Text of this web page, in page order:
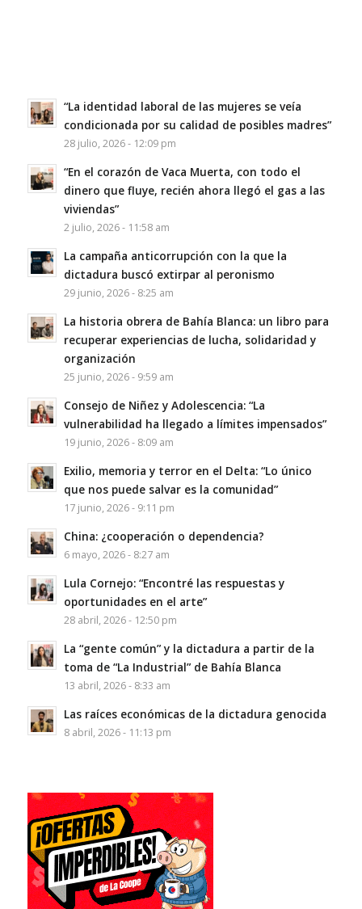
“La identidad laboral de las mujeres se veía
condicionada por su calidad de posibles madres”
28 julio, 2026 - 12:09 pm
“En el corazón de Vaca Muerta, con todo el
dinero que fluye, recién ahora llegó el gas a las
viviendas”
2 julio, 2026 - 11:58 am
La campaña anticorrupción con la que la
dictadura buscó extirpar al peronismo
29 junio, 2026 - 8:25 am
La historia obrera de Bahía Blanca: un libro para
recuperar experiencias de lucha, solidaridad y
organización
25 junio, 2026 - 9:59 am
Consejo de Niñez y Adolescencia: “La
vulnerabilidad ha llegado a límites impensados”
19 junio, 2026 - 8:09 am
Exilio, memoria y terror en el Delta: “Lo único
que nos puede salvar es la comunidad”
17 junio, 2026 - 9:11 pm
China: ¿cooperación o dependencia?
6 mayo, 2026 - 8:27 am
Lula Cornejo: “Encontré las respuestas y
oportunidades en el arte”
28 abril, 2026 - 12:50 pm
La “gente común” y la dictadura a partir de la
toma de “La Industrial” de Bahía Blanca
13 abril, 2026 - 8:33 am
Las raíces económicas de la dictadura genocida
8 abril, 2026 - 11:13 pm